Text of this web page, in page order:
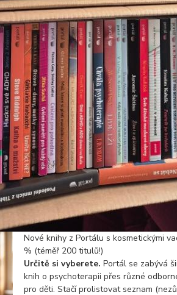
Nové knihy z Portálu s kosmetickými
% (téměř 200 titulů!)
Určitě si vyberete. Portál se zabývá
knih o psychoterapii přes různé
pro děti. Stačí prolistovat seznam